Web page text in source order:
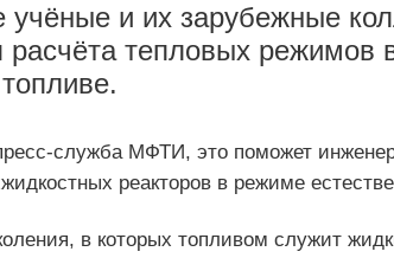
учёные и их зарубежные
расчёта тепловых режимов
служба МФТИ, это поможет
реакторов в режиме
в которых топливом служит